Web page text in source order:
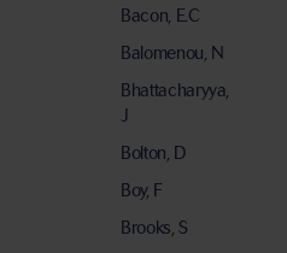
Bacon, E.C
Balomenou, N
Bhattacharyya,
J
Bolton, D
Boy, F
Brooks, S